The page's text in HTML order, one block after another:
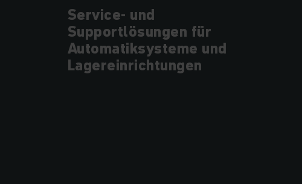
Service- und
Supportlösungen für
Automatiksysteme und
Lagereinrichtungen